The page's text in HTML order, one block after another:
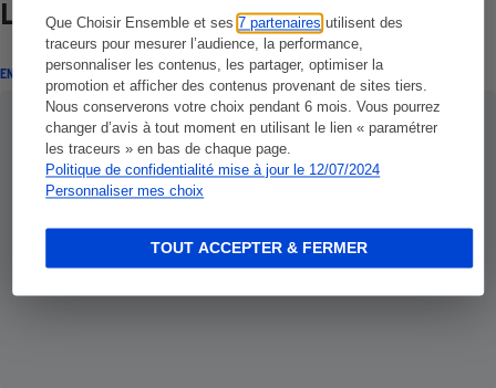
Que Choisir Ensemble et ses7 partenaires utilisent des
traceurs pour mesurer l’audience, la performance,
personnaliser les contenus, les partager, optimiser la
promotion et afficher des contenus provenant de sites tiers.
Nous conserverons votre choix pendant 6 mois. Vous pourrez
changer d’avis à tout moment en utilisant le lien « paramétrer
les traceurs » en bas de chaque page.
Politique de confidentialité mise à jour le 12/07/2024
Personnaliser mes choix
TOUT ACCEPTER & FERMER
Lire aussi
ENQUÊTE